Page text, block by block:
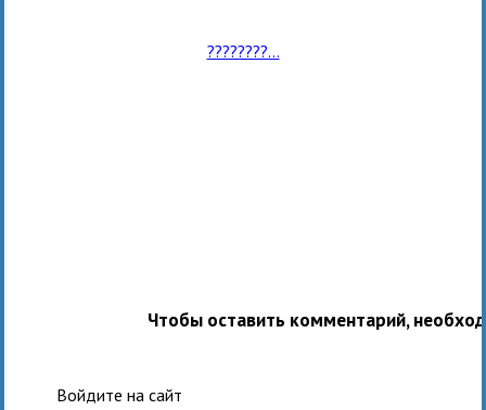
????????...
Чтобы оставить комментарий,
Войдите на сайт